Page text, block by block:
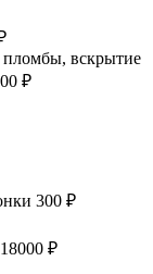
вскрытие
₽
300 ₽
18000 ₽